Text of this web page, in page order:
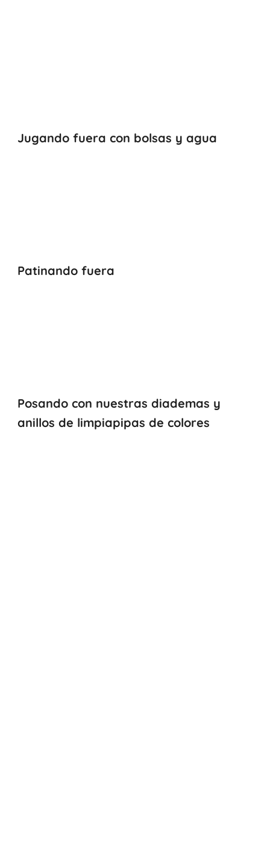
Jugando fuera con bolsas y agua
Patinando fuera
Posando con nuestras diademas y
anillos de limpiapipas de colores